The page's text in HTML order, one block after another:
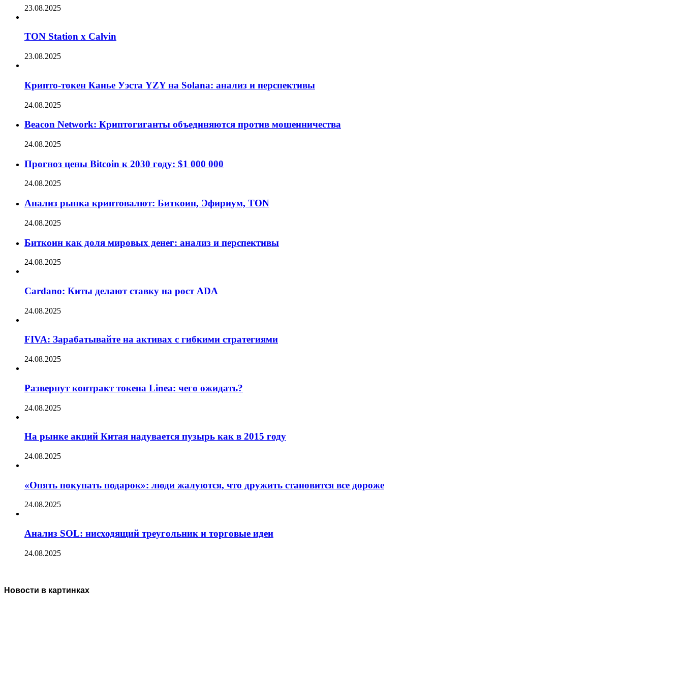
23.08.2025
TON Station x Calvin
23.08.2025
Крипто-токен Канье Уэста YZY на Solana: анализ и перспективы
24.08.2025
Beacon Network: Криптогиганты объединяются против мошенничества
24.08.2025
Прогноз цены Bitcoin к 2030 году: $1 000 000
24.08.2025
Анализ рынка криптовалют: Биткоин, Эфириум, TON
24.08.2025
Биткоин как доля мировых денег: анализ и перспективы
24.08.2025
Cardano: Киты делают ставку на рост ADA
24.08.2025
FIVA: Зарабатывайте на активах с гибкими стратегиями
24.08.2025
Развернут контракт токена Linea: чего ожидать?
24.08.2025
На рынке акций Китая надувается пузырь как в 2015 году
24.08.2025
«Опять покупать подарок»: люди жалуются, что дружить становится все дороже
24.08.2025
Анализ SOL: нисходящий треугольник и торговые идеи
24.08.2025
Новости в картинках